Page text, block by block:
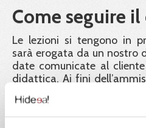
Come seguire il
Le lezioni si tengono in
sarà erogata da un nostro
date comunicate al
didattica. Ai fini
dell’apprendimento si
almeno il 90% delle ore
dalla normativa vigente.